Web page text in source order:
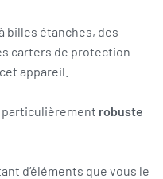
billes étanches, des
carters de protection
appareil.
robuste
d’éléments que vous le